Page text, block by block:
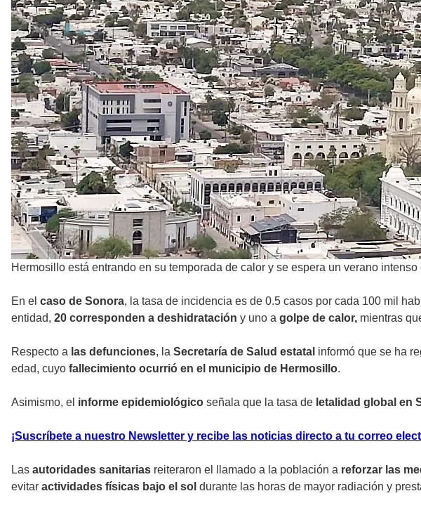
Hermosillo está entrando en su temporada de calor y se espera un verano
En el caso de Sonora, la tasa de incidencia es de 0.5 casos por cada 100 mil
entidad, 20 corresponden a deshidratación y uno a golpe de calor, mientras
Respecto a las defunciones, la Secretaría de Salud estatal informó que se ha
edad, cuyo fallecimiento ocurrió en el municipio de Hermosillo.
Asimismo, el informe epidemiológico señala que la tasa de letalidad global en
¡Suscríbete a nuestro Newsletter y recibe las noticias directo a tu correo
Las autoridades sanitarias reiteraron el llamado a la población a reforzar las
evitar actividades físicas bajo el sol durante las horas de mayor radiación y